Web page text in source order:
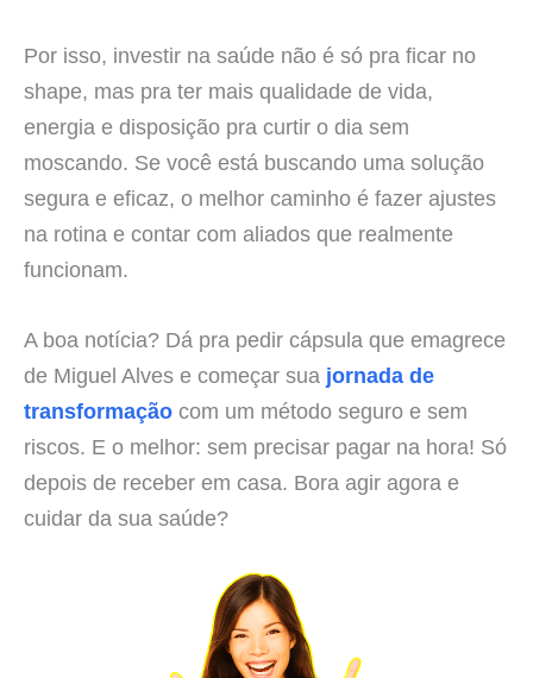
Por isso, investir na saúde não é só pra ficar no
shape, mas pra ter mais qualidade de vida,
energia e disposição pra curtir o dia sem
moscando. Se você está buscando uma solução
segura e eficaz, o melhor caminho é fazer ajustes
na rotina e contar com aliados que realmente
funcionam.
A boa notícia? Dá pra pedir cápsula que emagrece
de Miguel Alves e começar sua jornada de
transformação com um método seguro e sem
riscos. E o melhor: sem precisar pagar na hora! Só
depois de receber em casa. Bora agir agora e
cuidar da sua saúde?